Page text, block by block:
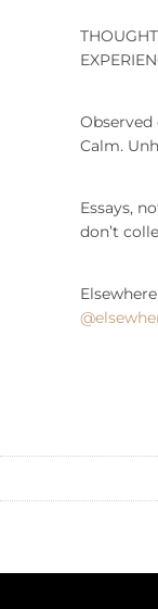
Observed
Calm.
Essays,
don’t